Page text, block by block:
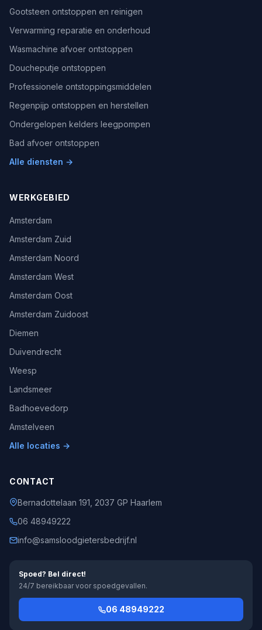
Gootsteen ontstoppen en reinigen
Verwarming reparatie en onderhoud
Wasmachine afvoer ontstoppen
Doucheputje ontstoppen
Professionele ontstoppingsmiddelen
Regenpijp ontstoppen en herstellen
Ondergelopen kelders leegpompen
Bad afvoer ontstoppen
Alle diensten →
WERKGEBIED
Amsterdam
Amsterdam Zuid
Amsterdam Noord
Amsterdam West
Amsterdam Oost
Amsterdam Zuidoost
Diemen
Duivendrecht
Weesp
Landsmeer
Badhoevedorp
Amstelveen
Alle locaties →
CONTACT
Bernadottelaan 191, 2037 GP Haarlem
06 48949222
info@samsloodgietersbedrijf.nl
Spoed? Bel direct!
24/7 bereikbaar voor spoedgevallen.
06 48949222